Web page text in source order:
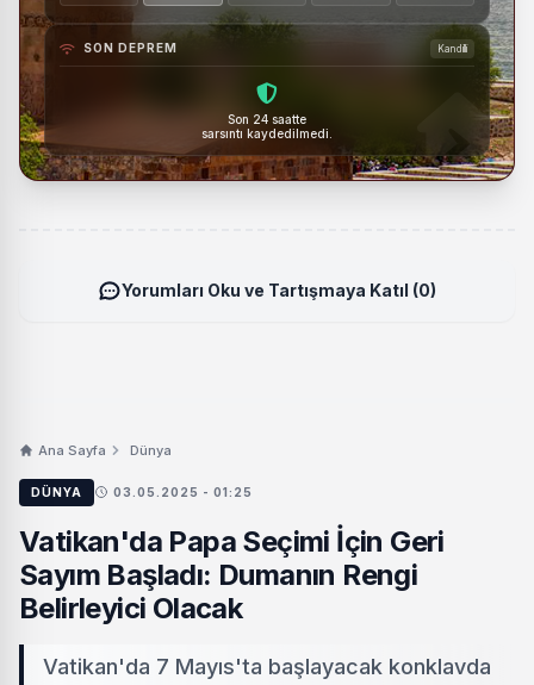
SON DEPREM Kandilli
Son 24 saatte
sarsıntı kaydedilmedi.
Yorumları Oku ve Tartışmaya Katıl (0)
Ana Sayfa Dünya
DÜNYA 03.05.2025 - 01:25
Vatikan'da Papa Seçimi İçin Geri
Sayım Başladı: Dumanın Rengi
Belirleyici Olacak
Vatikan'da 7 Mayıs'ta başlayacak konklavda